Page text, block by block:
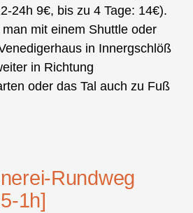
24h 9€, bis zu 4 Tage: 14€).
mit einem Shuttle oder
in Innergschlöß
in Richtung
oder das Tal auch zu Fuß
Rundweg
1h]